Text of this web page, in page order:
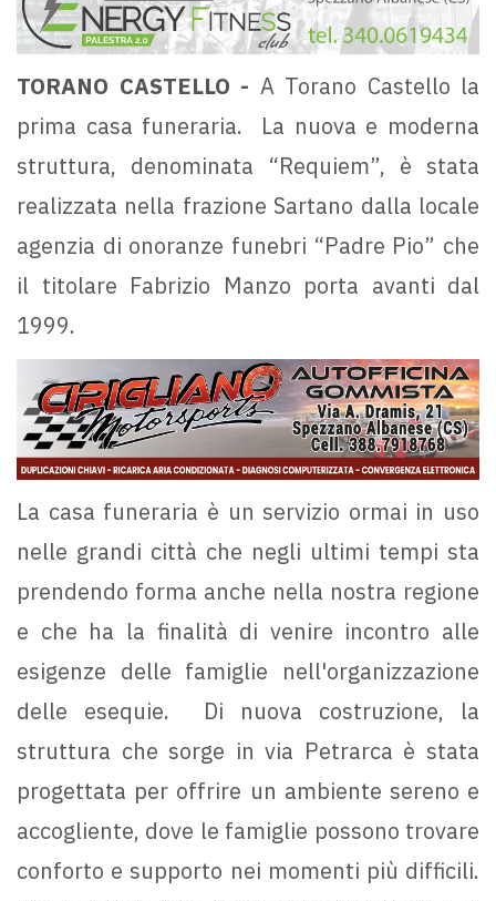
TORANO CASTELLO - A Torano Castello la
prima casa funeraria. La nuova e moderna
struttura, denominata “Requiem”, è stata
realizzata nella frazione Sartano dalla locale
agenzia di onoranze funebri “Padre Pio” che
il titolare Fabrizio Manzo porta avanti dal
1999.
La casa funeraria è un servizio ormai in uso
nelle grandi città che negli ultimi tempi sta
prendendo forma anche nella nostra regione
e che ha la finalità di venire incontro alle
esigenze delle famiglie nell'organizzazione
delle esequie. Di nuova costruzione, la
struttura che sorge in via Petrarca è stata
progettata per offrire un ambiente sereno e
accogliente, dove le famiglie possono trovare
conforto e supporto nei momenti più difficili.